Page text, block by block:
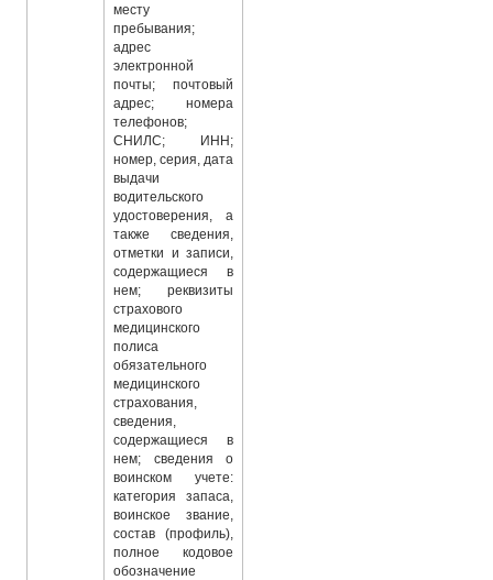
месту
пребывания;
адрес
электронной
почты; почтовый
адрес; номера
телефонов;
СНИЛС; ИНН;
номер, серия, дата
выдачи
водительского
удостоверения, а
также сведения,
отметки и записи,
содержащиеся в
нем; реквизиты
страхового
медицинского
полиса
обязательного
медицинского
страхования,
сведения,
содержащиеся в
нем; сведения о
воинском учете:
категория запаса,
воинское звание,
состав (профиль),
полное кодовое
обозначение